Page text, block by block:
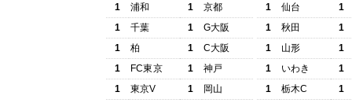
1
浦和 1
京都
1
千葉 1
G大阪
1
柏 1
C大阪
1
FC東京 1
神戸
1
東京V 1
岡山
1
仙台
1
1
秋田
1
1
山形
1
1
いわき
1
1
栃木C
1